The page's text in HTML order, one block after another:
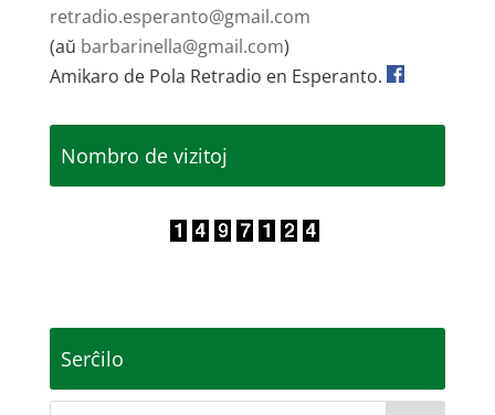
retradio.esperanto@gmail.com
(aŭ barbarinella@gmail.com)
Amikaro de Pola Retradio en Esperanto.
Nombro de vizitoj
Serĉilo